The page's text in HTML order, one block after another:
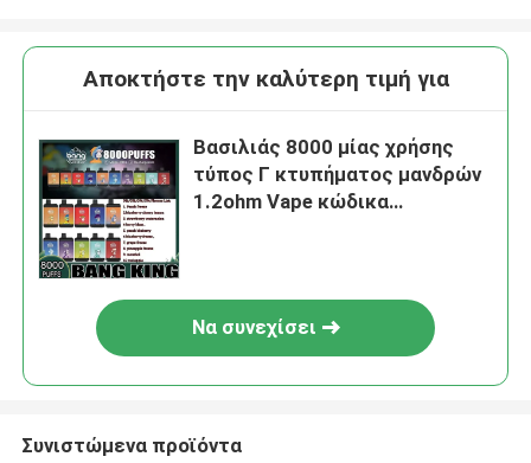
Αποκτήστε την καλύτερη τιμή για
Βασιλιάς 8000 μίας χρήσης
τύπος Γ κτυπήματος μανδρών
1.2ohm Vape κώδικα
Να συνεχίσει
Συνιστώμενα προϊόντα